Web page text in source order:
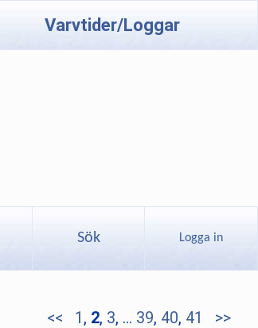
Varvtider/Loggar
Sök Logga in
<< 1 , 2, 3, ... 39, 40, 41
>>